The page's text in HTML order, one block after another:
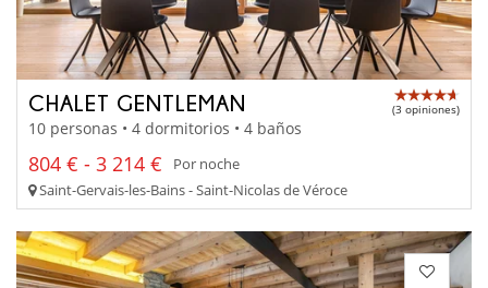
CHALET GENTLEMAN (3 opiniones)
10 personas • 4 dormitorios • 4 baños
804 € - 3 214 €
Por noche
Saint-Gervais-les-Bains - Saint-Nicolas de Véroce